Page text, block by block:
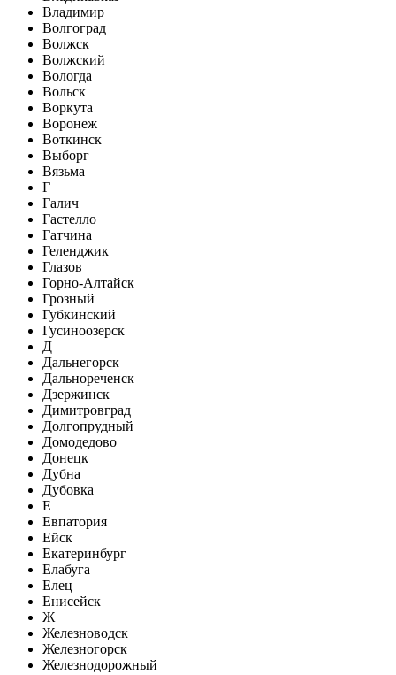
Владимир
Волгоград
Волжск
Волжский
Вологда
Вольск
Воркута
Воронеж
Воткинск
Выборг
Вязьма
Г
Галич
Гастелло
Гатчина
Геленджик
Глазов
Горно-Алтайск
Грозный
Губкинский
Гусиноозерск
Д
Дальнегорск
Дальнореченск
Дзержинск
Димитровград
Долгопрудный
Домодедово
Донецк
Дубна
Дубовка
Е
Евпатория
Ейск
Екатеринбург
Елабуга
Елец
Енисейск
Ж
Железноводск
Железногорск
Железнодорожный